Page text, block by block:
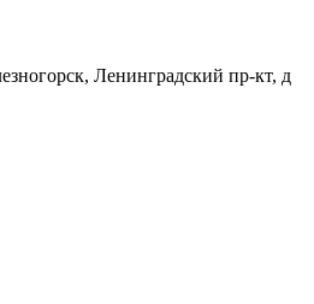
Ленинградский пр-кт, д